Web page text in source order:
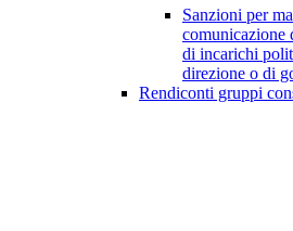
Sanzioni per
comunicazione
di incarichi
direzione o di
Rendiconti gruppi